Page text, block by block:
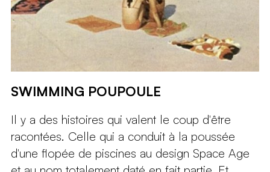
SWIMMING POUPOULE
Il y a des histoires qui valent le coup d'être
racontées. Celle qui a conduit à la poussée
d'une flopée de piscines au design Space Age